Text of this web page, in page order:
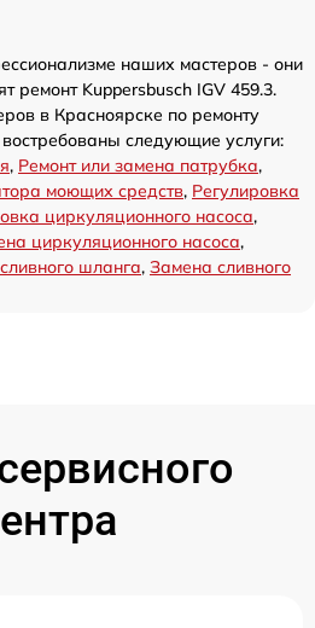
наших мастеров - они
ремонт Kuppersbusch IGV 459.3.
в Красноярске по ремонту
следующие услуги:
, Ремонт или замена патрубка,
моющих средств, Регулировка
циркуляционного насоса,
циркуляционного насоса,
шланга, Замена сливного